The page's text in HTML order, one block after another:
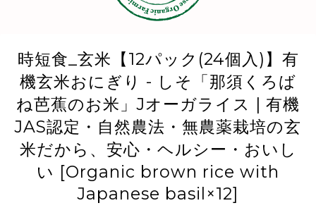
時短食_玄米【12パック(24個入)】有
機玄米おにぎり - しそ「那須くろば
ね芭蕉のお米」Jオーガライス | 有機
JAS認定・自然農法・無農薬栽培の玄
米だから、安心・ヘルシー・おいし
い [Organic brown rice with
Japanese basil×12]